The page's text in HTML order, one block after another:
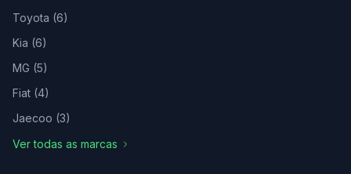
Toyota (6)
Kia (6)
MG (5)
Fiat (4)
Jaecoo (3)
Ver todas as marcas